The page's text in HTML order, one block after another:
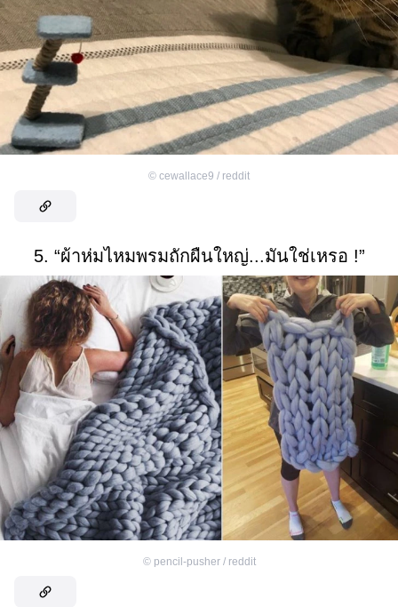
© cewallace9 / reddit
5. “ผ้าห่มไหมพรมถักผืนใหญ่...มันใช่เหรอ !”
© pencil-pusher / reddit